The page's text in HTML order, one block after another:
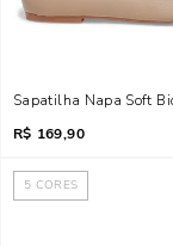
Sapatilha Napa Soft
R$ 169,90
5 CORES